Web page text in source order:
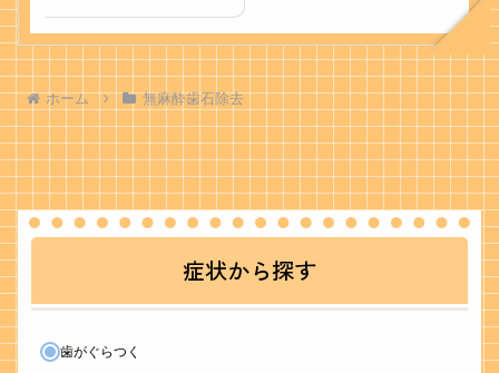
ホーム 無麻酔歯石除去
症状から探す
歯がぐらつく